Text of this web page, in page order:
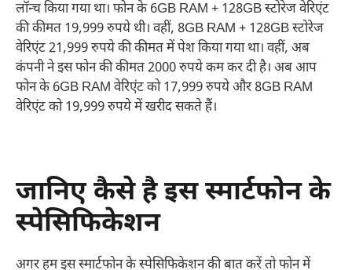
लॉन्च किया गया था। फोन के 6GB RAM + 128GB स्टोरेज वेरिएंट
की कीमत 19,999 रुपये थी। वहीं, 8GB RAM + 128GB स्टोरेज
वेरिएंट 21,999 रुपये की कीमत में पेश किया गया था। वहीं, अब
कंपनी ने इस फोन की कीमत 2000 रुपये कम कर दी है। अब आप
फोन के 6GB RAM वेरिएंट को 17,999 रुपये और 8GB RAM
वेरिएंट को 19,999 रुपये में खरीद सकते हैं।
जानिए कैसे है इस स्मार्टफोन के
स्पेसिफिकेशन
अगर हम इस स्मार्टफोन के स्पेसिफिकेशन की बात करें तो फोन में